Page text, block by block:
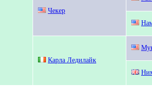
Чекер
Карла Ледилайк